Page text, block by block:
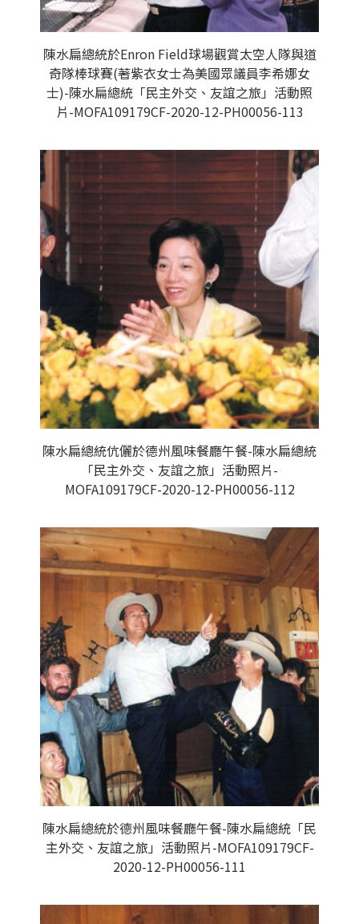
陳水扁總統於Enron Field球場觀賞太空人隊與道
奇隊棒球賽(著紫衣女士為美國眾議員李希娜女
士)-陳水扁總統「民主外交、友誼之旅」活動照
片-MOFA109179CF-2020-12-PH00056-113
陳水扁總統伉儷於德州風味餐廳午餐-陳水扁總統
「民主外交、友誼之旅」活動照片-
MOFA109179CF-2020-12-PH00056-112
陳水扁總統於德州風味餐廳午餐-陳水扁總統「民
主外交、友誼之旅」活動照片-MOFA109179CF-
2020-12-PH00056-111